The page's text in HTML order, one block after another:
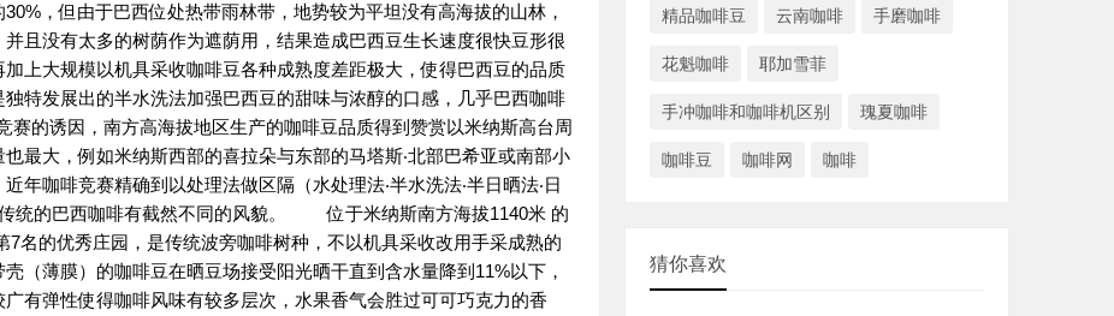
，但由于巴西位处热带雨林带，地势较为平坦没有高海拔的山林，
且没有太多的树荫作为遮荫用，结果造成巴西豆生长速度很快豆形很
上大规模以机具采收咖啡豆各种成熟度差距极大，使得巴西豆的品质
特发展出的半水洗法加强巴西豆的甜味与浓醇的口感，几乎巴西咖啡
诱因，南方高海拔地区生产的咖啡豆品质得到赞赏以米纳斯高台周
最大，例如米纳斯西部的喜拉朵与东部的马塔斯‧北部巴希亚或南部小
年咖啡竞赛精确到以处理法做区隔（水处理法‧半水洗法‧半日晒法‧日
传统的巴西咖啡有截然不同的风貌。 位于米纳斯南方海拔1140米 的
7名的优秀庄园，是传统波旁咖啡树种，不以机具采收改用手采成熟的
（薄膜）的咖啡豆在晒豆场接受阳光晒干直到含水量降到11%以下，
有弹性使得咖啡风味有较多层次，水果香气会胜过可可巧克力的香
精品咖啡豆 云南咖啡 手磨咖啡
花魁咖啡 耶加雪菲
手冲咖啡和咖啡机区别 瑰夏咖啡
咖啡豆 咖啡网 咖啡
猜你喜欢